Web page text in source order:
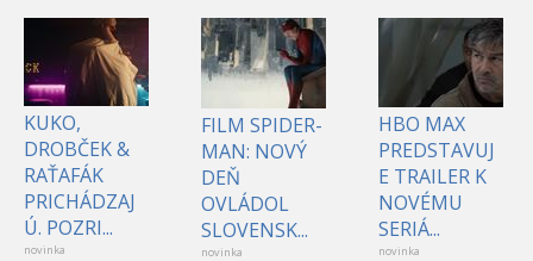
KUKO,
DROBČEK &
RAŤAFÁK
PRICHÁDZAJ
Ú. POZRI...
novinka
FILM SPIDER-
MAN: NOVÝ
DEŇ
OVLÁDOL
SLOVENSK...
novinka
HBO MAX
PREDSTAVUJ
E TRAILER K
NOVÉMU
SERIÁ...
novinka